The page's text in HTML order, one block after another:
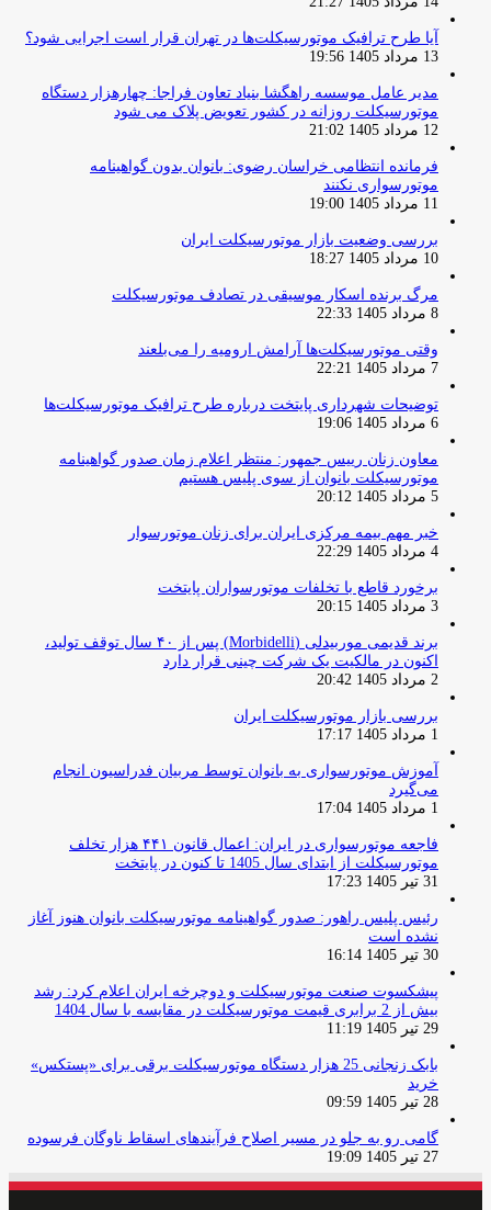
آیا طرح ترافیک موتورسیکلت‌ها در تهران قرار است اجرایی شود؟
13 مرداد 1405 19:56
مدیر عامل موسسه راهگشا بنیاد تعاون فراجا: چهارهزار دستگاه
موتورسیکلت روزانه در کشور تعویض پلاک می شود
12 مرداد 1405 21:02
فرمانده انتظامی خراسان رضوی: بانوان بدون گواهینامه
موتورسواری نکنند
11 مرداد 1405 19:00
بررسی وضعیت بازار موتورسیکلت ایران
10 مرداد 1405 18:27
مرگ برنده اسکار موسیقی در تصادف موتورسیکلت
8 مرداد 1405 22:33
وقتی موتورسیکلت‌ها آرامش ارومیه را می‌بلعند
7 مرداد 1405 22:21
توضیحات شهرداری پایتخت درباره طرح ترافیک موتورسیکلت‌ها
6 مرداد 1405 19:06
معاون زنان رییس جمهور: منتظر اعلام زمان صدور گواهینامه
موتورسیکلت بانوان از سوی پلیس هستیم
5 مرداد 1405 20:12
خبر مهم بیمه مرکزی ایران برای زنان موتورسوار
4 مرداد 1405 22:29
برخورد قاطع با تخلفات موتورسواران پایتخت
3 مرداد 1405 20:15
برند قدیمی موربیدلی (Morbidelli) پس از ۴۰ سال توقف تولید،
اکنون در مالکیت یک شرکت چینی قرار دارد
2 مرداد 1405 20:42
بررسی بازار موتورسیکلت ایران
1 مرداد 1405 17:17
آموزش موتورسواری به بانوان توسط مربیان فدراسیون انجام
می‌گیرد
1 مرداد 1405 17:04
فاجعه موتورسواری در ایران: اعمال قانون ۴۴۱ هزار تخلف
موتورسیکلت از ابتدای سال 1405 تا کنون در پایتخت
31 تیر 1405 17:23
رئیس پلیس راهور: صدور گواهینامه موتورسیکلت بانوان هنوز آغاز
نشده است
30 تیر 1405 16:14
پیشکسوت صنعت موتورسیکلت و دوچرخه ایران اعلام کرد: رشد
بیش از 2 برابری قیمت موتورسیکلت در مقایسه با سال 1404
29 تیر 1405 11:19
بابک زنجانی 25 هزار دستگاه موتورسیکلت برقی برای «پستکس»
خرید
28 تیر 1405 09:59
گامی رو به جلو در مسیر اصلاح فرآیندهای اسقاط ناوگان فرسوده
27 تیر 1405 19:09